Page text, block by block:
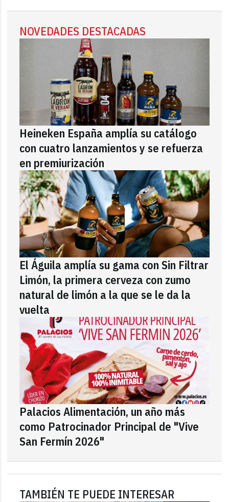
NOVEDADES DESTACADAS
Heineken España amplía su catálogo
con cuatro lanzamientos y se refuerza
en premiurización
El Águila amplía su gama con Sin Filtrar
Limón, la primera cerveza con zumo
natural de limón a la que se le da la
vuelta
Palacios Alimentación, un año más
como Patrocinador Principal de "Vive
San Fermín 2026"
TAMBIÉN TE PUEDE INTERESAR